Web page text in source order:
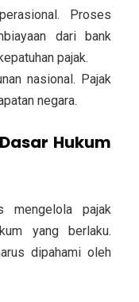
Proses
dari bank
pajak.
nasional. Pajak
negara.
Hukum
mengelola pajak
yang berlaku.
dipahami oleh